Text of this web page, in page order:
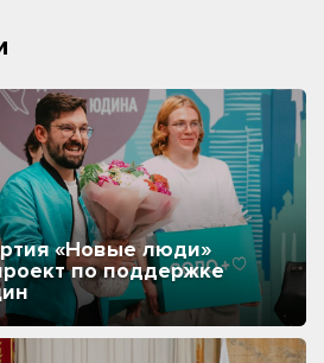
«Новые люди»
по поддержке